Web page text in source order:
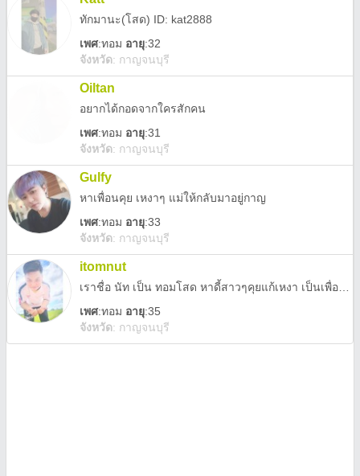
ทักมานะ(โสด) ID: kat2888
เพศ:ทอม อายุ:32
จังหวัด: กาญจนบุรี
Oiltan
อยากได้กอดจากใครสักคน
เพศ:ทอม อายุ:31
จังหวัด: กาญจนบุรี
Gulfy
หาเพื่อนคุย เหงาๆ แม่ให้กลับมาอยู่กาญ
เพศ:ทอม อายุ:33
จังหวัด: กาญจนบุรี
itomnut
เพศ:ทอม อายุ:35
จังหวัด: กาญจนบุรี